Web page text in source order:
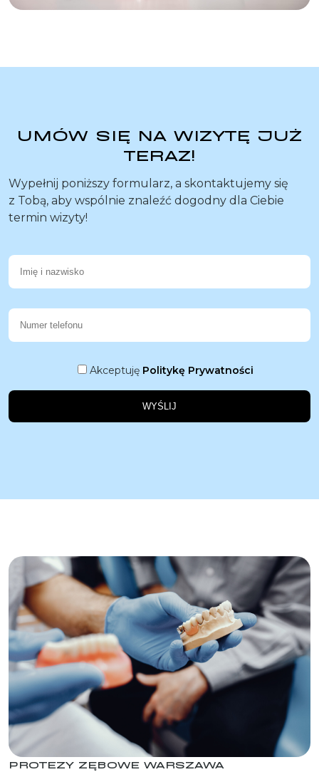
UMÓW SIĘ NA WIZYTĘ JUŻ
TERAZ!
Wypełnij poniższy formularz, a skontaktujemy się
z Tobą, aby wspólnie znaleźć dogodny dla Ciebie
termin wizyty!
Akceptuję Politykę Prywatności
PROTEZY ZĘBOWE WARSZAWA